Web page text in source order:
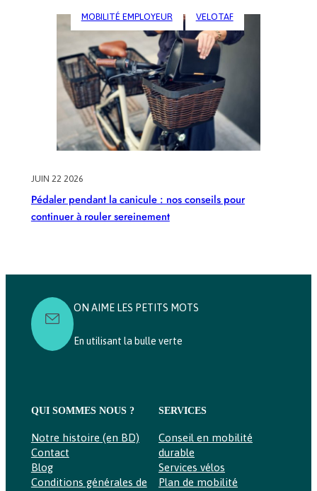
MOBILITÉ EMPLOYEUR VELOTAF
JUIN 22 2026
Pédaler pendant la canicule : nos conseils pour
continuer à rouler sereinement
ON AIME LES PETITS MOTS
En utilisant la bulle verte
QUI SOMMES NOUS ?
Notre histoire (en BD)
Contact
Blog
Conditions générales de
SERVICES
Conseil en mobilité
durable
Services vélos
Plan de mobilité